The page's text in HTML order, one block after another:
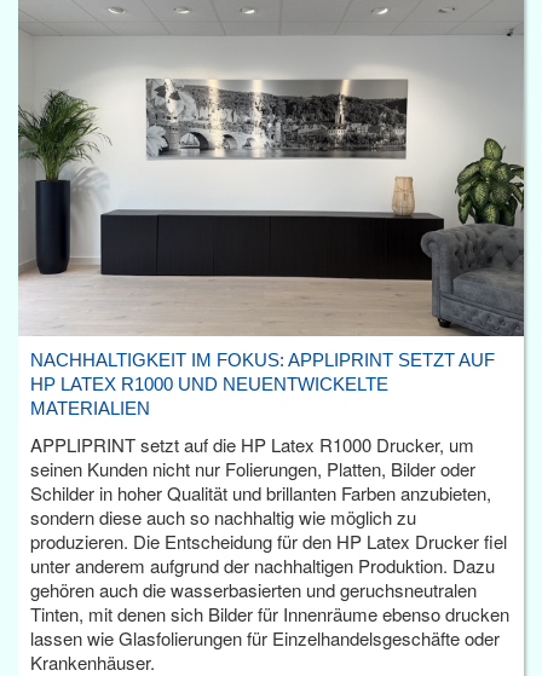
NACHHALTIGKEIT IM FOKUS: APPLIPRINT SETZT AUF
HP LATEX R1000 UND NEUENTWICKELTE
MATERIALIEN
APPLIPRINT setzt auf die HP Latex R1000 Drucker, um
seinen Kunden nicht nur Folierungen, Platten, Bilder oder
Schilder in hoher Qualität und brillanten Farben anzubieten,
sondern diese auch so nachhaltig wie möglich zu
produzieren. Die Entscheidung für den HP Latex Drucker fiel
unter anderem aufgrund der nachhaltigen Produktion. Dazu
gehören auch die wasserbasierten und geruchsneutralen
Tinten, mit denen sich Bilder für Innenräume ebenso drucken
lassen wie Glasfolierungen für Einzelhandelsgeschäfte oder
Krankenhäuser.